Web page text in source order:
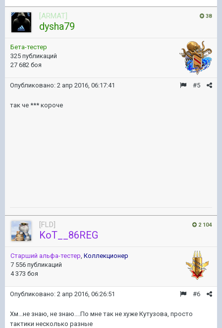
38
[ARMAT]
dysha79
Бета-тестер
325 публикаций
27 682 боя
#5
Опубликовано: 2 апр 2016, 06:17:41
так че *** короче
2 104
[FLD]
KoT__86REG
Старший альфа-тестер Коллекционер
7 556 публикаций
4 373 боя
#6
Опубликовано: 2 апр 2016, 06:26:51
Хм...не знаю, не знаю....По мне так не хуже Кутузова, просто
тактики несколько разные